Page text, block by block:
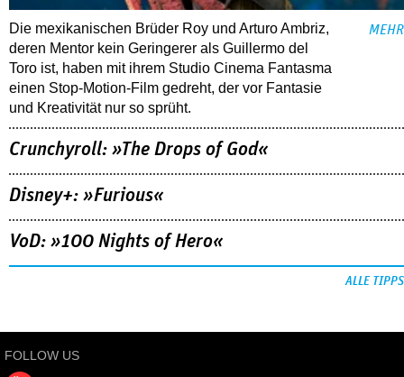
Die mexikanischen Brüder Roy und Arturo Ambriz,
deren Mentor kein Geringerer als Guillermo del
Toro ist, haben mit ihrem Studio Cinema Fantasma
einen Stop-Motion-Film gedreht, der vor Fantasie
und Kreativität nur so sprüht.
MEHR
Crunchyroll: »The Drops of God«
Disney+: »Furious«
VoD: »100 Nights of Hero«
ALLE TIPPS
FOLLOW US